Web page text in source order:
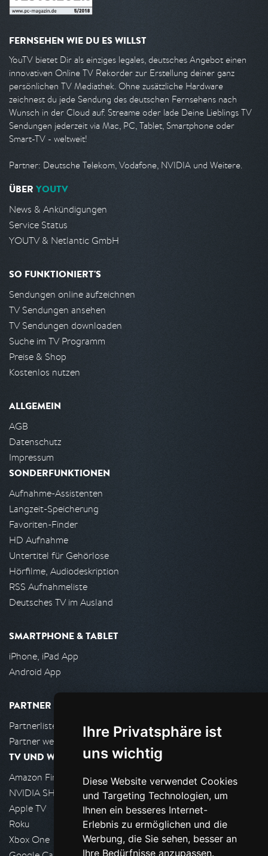
Ihre Privatsphäre ist
uns wichtig
Diese Website verwendet Cookies
und Targeting Technologien, um
Ihnen ein besseres Internet-
Erlebnis zu ermöglichen und die
Werbung, die Sie sehen, besser an
Ihre Bedürfnisse anzupassen.
FERNSEHEN WIE DU ES WILLST
YouTV bietet Dir als einziges legales, deutsches Angebot einen
innovativen Online TV Rekorder zur Erstellung deiner ganz
persönlichen TV Mediathek. Ohne zusätzliche Hardware
zeichnest du jede Sendung des deutschen Fernsehens nach
Wunsch in der Cloud auf. Streame oder lade Deine Lieblings TV
Sendungen jederzeit via Mac, PC, Tablet, Smartphone oder
Smart-TV - weltweit!
Partner: Deutsche Telekom, Vodafone, NVIDIA und Weitere.
ÜBER YOUTV
News & Ankündigungen
Service Status
YOUTV & Netlantic GmbH
SO FUNKTIONIERT'S
Sendungen online aufzeichnen
TV Sendungen ansehen
TV Sendungen downloaden
Suche im TV Programm
Preise & Shop
Kostenlos nutzen
ALLGEMEIN
AGB
Datenschutz
Impressum
SONDERFUNKTIONEN
Aufnahme-Assistenten
Langzeit-Speicherung
Favoriten-Finder
HD Aufnahme
Untertitel für Gehörlose
Hörfilme, Audiodeskription
RSS Aufnahmeliste
Deutsches TV im Ausland
SMARTPHONE & TABLET
iPhone, iPad App
Android App
PARTNER
Partnerliste
Partner werden
TV UND WOHNZIMMER
Amazon FireTV
NVIDIA SHIELD, Google TV
Apple TV
Roku
Xbox One